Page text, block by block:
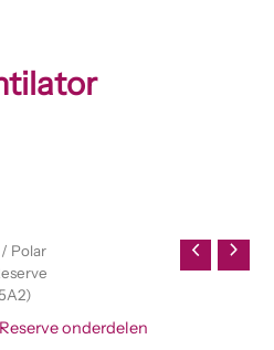
/ Polar
Reserve onderdelen